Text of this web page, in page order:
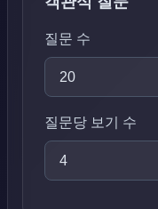
질문 수
질문당 보기 수